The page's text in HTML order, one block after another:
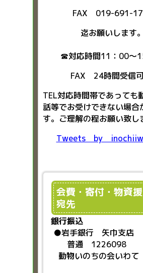
FAX 019-691-
迄お願いします。
☎対応時間11：00～
FAX 24時間受信
TEL対応時間帯であっても
話等でお受けできない場合
す。ご理解の程お願い致し
Tweets by
会費・寄付・物資
宛先
銀行振込
●岩手銀行 矢巾支店
普通 1226098
動物いのちの会いわて